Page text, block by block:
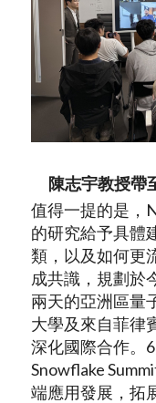
陳志宇教授帶
值得一提的是，
的研究給予具體
類，以及如何更
成共識，規劃於
兩天的亞洲區量
大學及來自菲律
深化國際合作。
Snowflake
端應用發展，拓